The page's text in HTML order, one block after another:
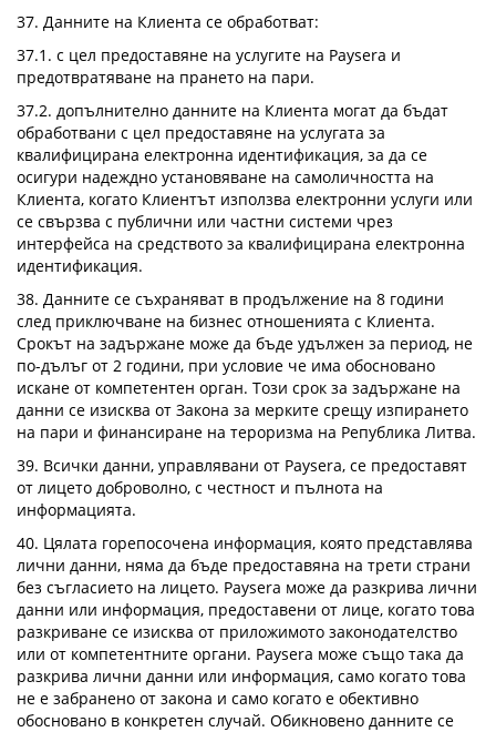
37. Данните на Клиента се обработват:
37.1. с цел предоставяне на услугите на Paysera и
предотвратяване на прането на пари.
37.2. допълнително данните на Клиента могат да бъдат
обработвани с цел предоставяне на услугата за
квалифицирана електронна идентификация, за да се
осигури надеждно установяване на самоличността на
Клиента, когато Клиентът използва електронни услуги или
се свързва с публични или частни системи чрез
интерфейса на средството за квалифицирана електронна
идентификация.
38. Данните се съхраняват в продължение на 8 години
след приключване на бизнес отношенията с Клиента.
Срокът на задържане може да бъде удължен за период, не
по-дълъг от 2 години, при условие че има обосновано
искане от компетентен орган. Този срок за задържане на
данни се изисква от Закона за мерките срещу изпирането
на пари и финансиране на тероризма на Република Литва.
39. Всички данни, управлявани от Paysera, се предоставят
от лицето доброволно, с честност и пълнота на
информацията.
40. Цялата горепосочена информация, която представлява
лични данни, няма да бъде предоставяна на трети страни
без съгласието на лицето. Paysera може да разкрива лични
данни или информация, предоставени от лице, когато това
разкриване се изисква от приложимото законодателство
или от компетентните органи. Paysera може също така да
разкрива лични данни или информация, само когато това
не е забранено от закона и само когато е обективно
обосновано в конкретен случай. Обикновено данните се